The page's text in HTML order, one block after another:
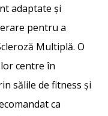
adaptate și
pentru a
Multiplă. O
centre în
sălile de fitness și
ca